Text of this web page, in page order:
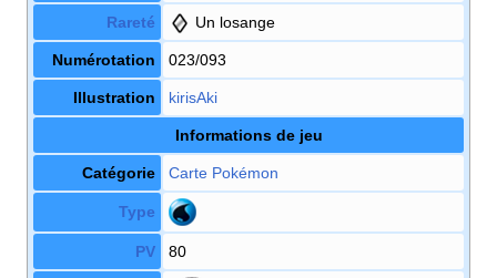
Rareté Un losange
Numérotation 023/093
Illustration kirisAki
Informations de jeu
Catégorie Carte Pokémon
Type
PV 80